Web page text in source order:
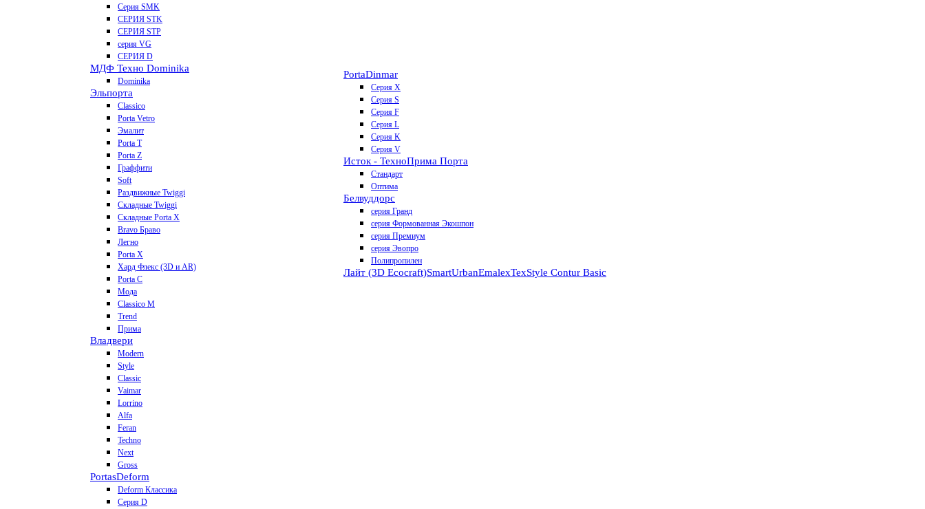
Серия SMK
СЕРИЯ STK
СЕРИЯ STP
серия VG
СЕРИЯ D
МДФ Техно Dominika
Dominika
Эльпорта
Classico
Porta Vetro
Эмалит
Porta T
Porta Z
Граффити
Soft
Раздвижные Twiggi
Складные Twiggi
Складные Porta X
Bravo Браво
Легно
Porta X
Хард Флекс (3D и AR)
Porta C
Мода
Classico M
Trend
Прима
Владвери
Modern
Style
Classic
Vaimar
Lorrino
Alfa
Feran
Techno
Next
Gross
PortasDeform
Deform Классика
Серия D
PortaDinmar
Серия X
Серия S
Серия F
Серия L
Серия K
Серия V
Исток - ТехноПрима Порта
Стандарт
Оптима
Белвуддорс
серия Гранд
серия Формованная Экошпон
серия Премиум
серия Эвопро
Полипропилен
Лайт (3D Ecocraft)SmartUrbanEmalexTexStyle Contur Basic